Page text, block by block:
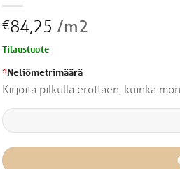
€84,25 /m2
Tilaustuote
*Neliömetrimäärä
Kirjoita pilkulla erottaen, kuinka